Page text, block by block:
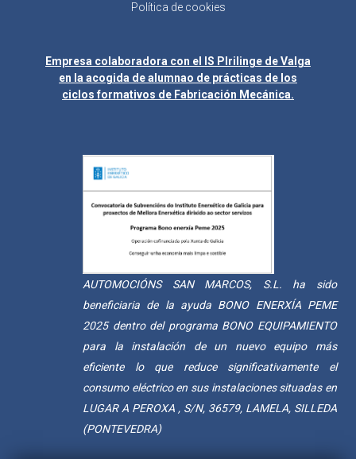
Política de cookies
Empresa colaboradora con el IS Plrilinge de Valga
en la acogida de alumnao de prácticas de los
ciclos formativos de Fabricación Mecánica.
AUTOMOCIÓNS SAN MARCOS, S.L. ha sido
beneficiaria de la ayuda BONO ENERXÍA PEME
2025 dentro del programa BONO EQUIPAMIENTO
para la instalación de un nuevo equipo más
eficiente lo que reduce significativamente el
consumo eléctrico en sus instalaciones situadas en
LUGAR A PEROXA , S/N, 36579, LAMELA, SILLEDA
(PONTEVEDRA)